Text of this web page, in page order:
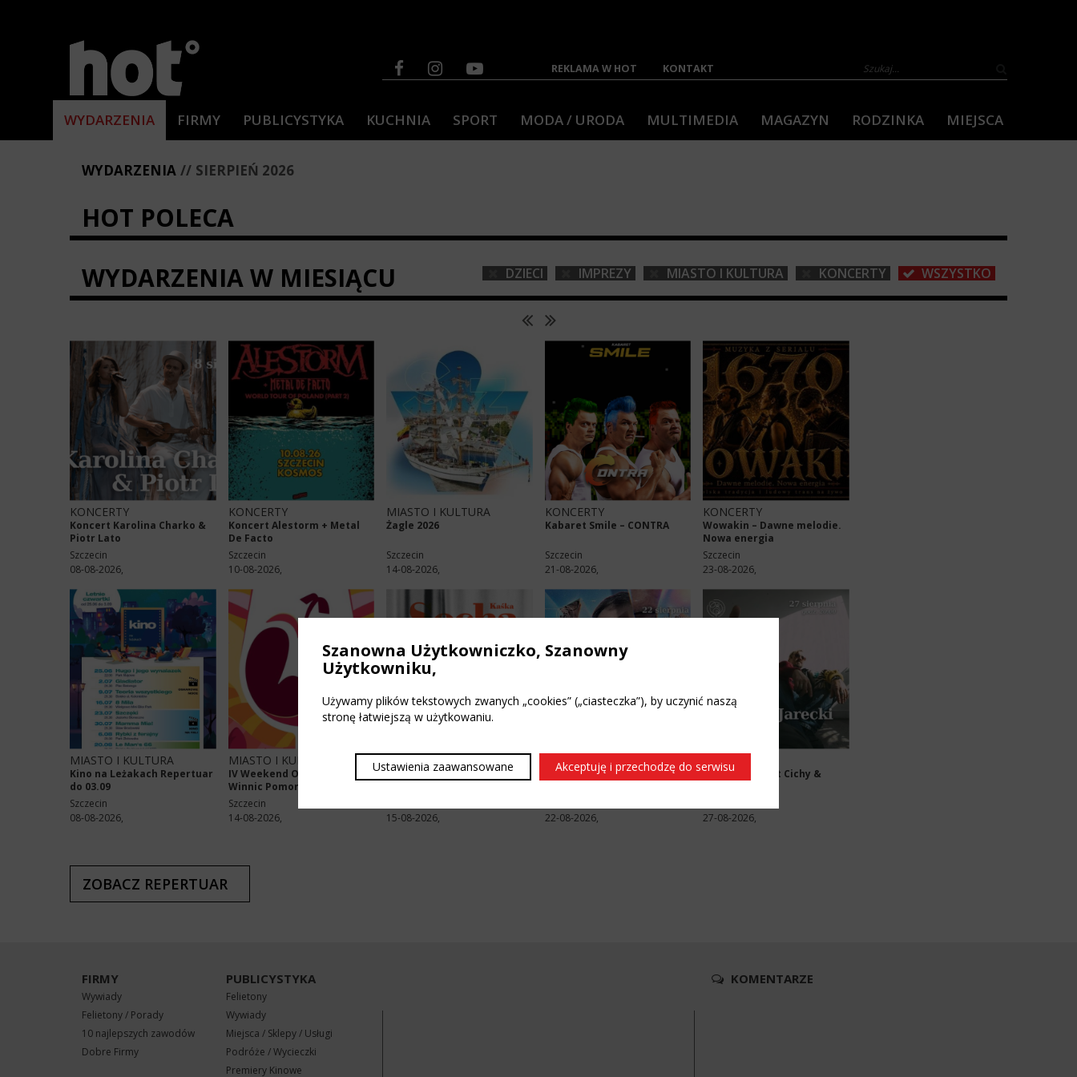
REKLAMA W HOT KONTAKT
WYDARZENIA FIRMY PUBLICYSTYKA KUCHNIA SPORT MODA / URODA MULTIMEDIA MAGAZYN RODZINKA MIEJSCA
WYDARZENIA SIERPIEŃ 2026
HOT POLECA
WYDARZENIA W MIESIĄCU
DZIECI IMPREZY MIASTO I KULTURA KONCERTY WSZYSTKO
KONCERTY
Koncert Karolina Charko &
Piotr Lato
Szczecin
08-08-2026,
MIASTO I KULTURA
Kino na Leżakach Repertuar
do 03.09
Szczecin
08-08-2026,
KONCERTY
Koncert Alestorm + Metal
De Facto
Szczecin
10-08-2026,
MIASTO I KULTURA
IV Weekend Otwartych
Winnic Pomorza Zachod...
Szczecin
14-08-2026,
MIASTO I KULTURA
Żagle 2026
Szczecin
14-08-2026,
KONCERTY
Kaśka Sochacka – Lato w
15-08-2026,
KONCERTY
Kabaret Smile – CONTRA
Szczecin
21-08-2026,
IMPREZY
Hirek Wrona – DJ set
22-08-2026,
KONCERTY
Wowakin – Dawne melodie.
Nowa energia
Szczecin
23-08-2026,
KONCERTY
Koncert Robert Cichy &
27-08-2026,
ZOBACZ REPERTUAR
FIRMY
Wywiady
Felietony / Porady
10 najlepszych zawodów
Dobre Firmy
PUBLICYSTYKA
Felietony
Wywiady
Miejsca / Sklepy / Usługi
Podróże / Wycieczki
Premiery Kinowe
KOMENTARZE
Szanowna Użytkowniczko, Szanowny
Użytkowniku,
Używamy plików tekstowych zwanych „cookies” („ciasteczka”), by uczynić naszą
stronę łatwiejszą w użytkowaniu.
Ustawienia zaawansowane Akceptuję i przechodzę do serwisu